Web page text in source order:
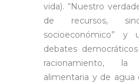
vida). “Nuestro
de recursos,
socioeconómico” y
debates
racionamiento,
alimentaria y de agua